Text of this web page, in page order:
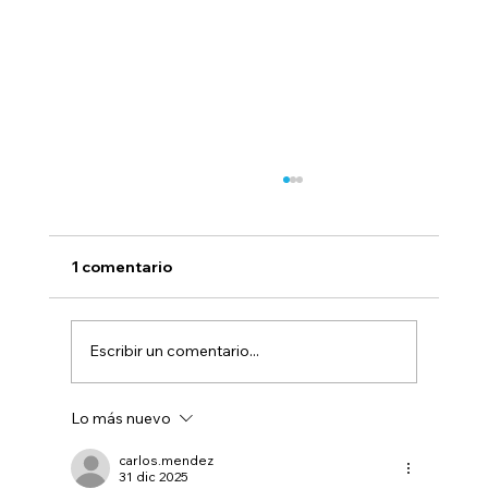
cumple un año en operación
1 comentario
Escribir un comentario...
Lo más nuevo
carlos.mendez
31 dic 2025